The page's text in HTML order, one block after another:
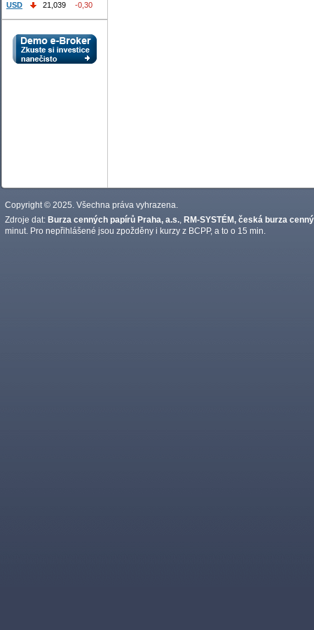
USD
21,039 -0,30
Copyright © 2025. Všechna práva vyhrazena.
Zdroje dat: Burza cenných papírů Praha, a.s. RM-SYSTÉM, česká burza
minut. Pro nepřihlášené jsou zpožděny i kurzy z BCPP, a to o 15 min.